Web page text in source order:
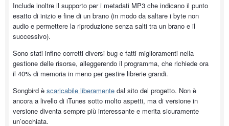
Include inoltre il supporto per i metadati MP3 che indicano il punto
esatto di inizio e fine di un brano (in modo da saltare i byte non
audio e permettere la riproduzione senza salti tra un brano e il
successivo).
Sono stati infine corretti diversi bug e fatti miglioramenti nella
gestione delle risorse, alleggerendo il programma, che richiede ora
il 40% di memoria in meno per gestire librerie grandi.
Songbird è scaricabile liberamente dal sito del progetto. Non è
ancora a livello di iTunes sotto molto aspetti, ma di versione in
versione diventa sempre più interessante e merita sicuramente
un’occhiata.